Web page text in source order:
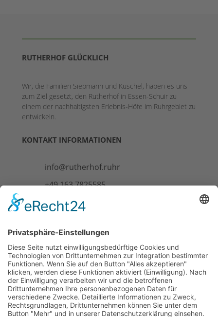
RUTHERHOF GLÜCKLICH
Wir, die Familien Siepmann und Kuschel, haben es uns
zum Ziel gesetzt, den Rutherhof in Essen-Schuir zu
einem der nachhaltigsten Erlebnis-Höfe im Ruhrgebiet zu
entwickeln.
KONTAKT INFORMATIONEN
info@rutherhof.ruhr
+49 163 7825585
Anreise
INFOS
Fußball-Golf
Swin-Golf
Infos & Preise
Jobs
FAQ